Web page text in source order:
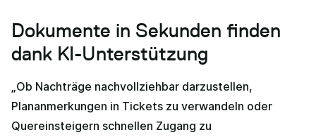
Dokumente in Sekunden finden
dank KI-Unterstützung
„Ob Nachträge nachvollziehbar darzustellen,
Plananmerkungen in Tickets zu verwandeln oder
Quereinsteigern schnellen Zugang zu